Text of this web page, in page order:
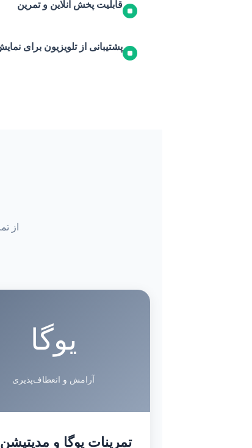
قابلیت پخش آنلاین و تمرین
پشتیبانی از تلویزیون برای
یوگا
آرامش و انعطاف‌پذیری
تمرینات یوگا و مدیتیشن